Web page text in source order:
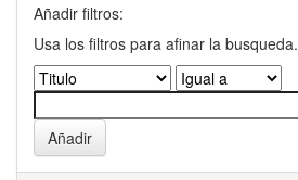
Añadir filtros:
Usa los filtros para afinar la busqueda.